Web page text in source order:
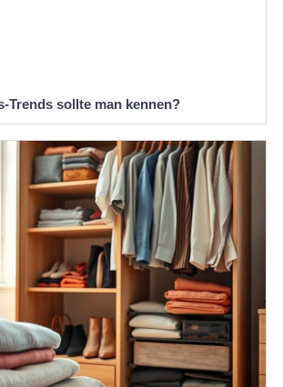
Trends sollte man kennen?